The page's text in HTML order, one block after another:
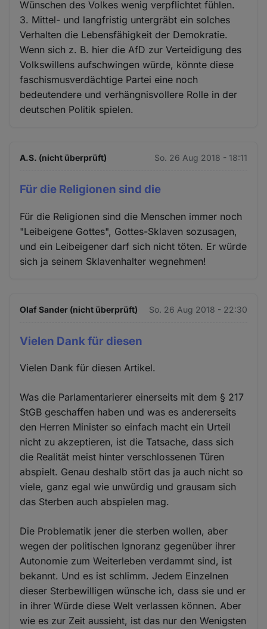
Wünschen des Volkes wenig verpflichtet fühlen.
3. Mittel- und langfristig untergräbt ein solches
Verhalten die Lebensfähigkeit der Demokratie.
Wenn sich z. B. hier die AfD zur Verteidigung des
Volkswillens aufschwingen würde, könnte diese
faschismusverdächtige Partei eine noch
bedeutendere und verhängnisvollere Rolle in der
deutschen Politik spielen.
A.S. (nicht überprüft) So. 26 Aug 2018 - 18:11
Für die Religionen sind die
Für die Religionen sind die Menschen immer noch
"Leibeigene Gottes", Gottes-Sklaven sozusagen,
und ein Leibeigener darf sich nicht töten. Er würde
sich ja seinem Sklavenhalter wegnehmen!
Olaf Sander (nicht überprüft) So. 26 Aug 2018 - 22:30
Vielen Dank für diesen
Vielen Dank für diesen Artikel.
Was die Parlamentarierer einerseits mit dem § 217
StGB geschaffen haben und was es andererseits
den Herren Minister so einfach macht ein Urteil
nicht zu akzeptieren, ist die Tatsache, dass sich
die Realität meist hinter verschlossenen Türen
abspielt. Genau deshalb stört das ja auch nicht so
viele, ganz egal wie unwürdig und grausam sich
das Sterben auch abspielen mag.
Die Problematik jener die sterben wollen, aber
wegen der politischen Ignoranz gegenüber ihrer
Autonomie zum Weiterleben verdammt sind, ist
bekannt. Und es ist schlimm. Jedem Einzelnen
dieser Sterbewilligen wünsche ich, dass sie und er
in ihrer Würde diese Welt verlassen können. Aber
wie es zur Zeit aussieht, ist das nur den Wenigsten